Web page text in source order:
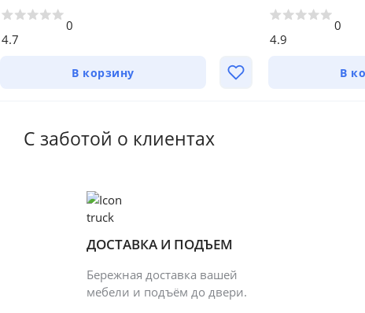
4.7
0
В корзину
4.9
0
В
С заботой о клиентах
ДОСТАВКА И ПОДЪЕМ
Бережная доставка вашей
мебели и подъём до двери.